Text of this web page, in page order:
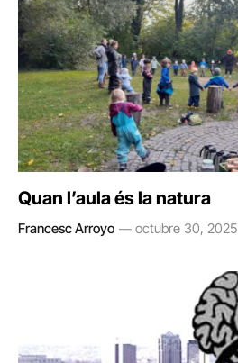
Quan l’aula és la natura
Francesc Arroyo octubre 30, 2025